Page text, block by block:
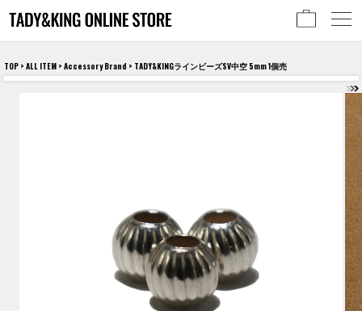
TOP > ALL ITEM > Accessory Brand > TADY&KINGラインビーズSV中空 5mm 1個売